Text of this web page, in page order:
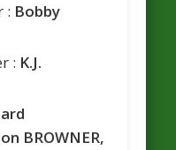
: Bobby
: K.J.
BROWNER,